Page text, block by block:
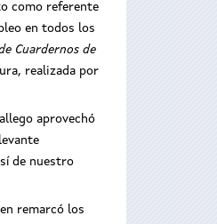
como referente
en todos los
Cuardernos de
realizada por
aprovechó
de nuestro
remarcó los